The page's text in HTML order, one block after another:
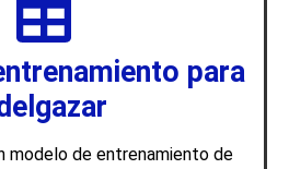
para
modelo de entrenamiento de